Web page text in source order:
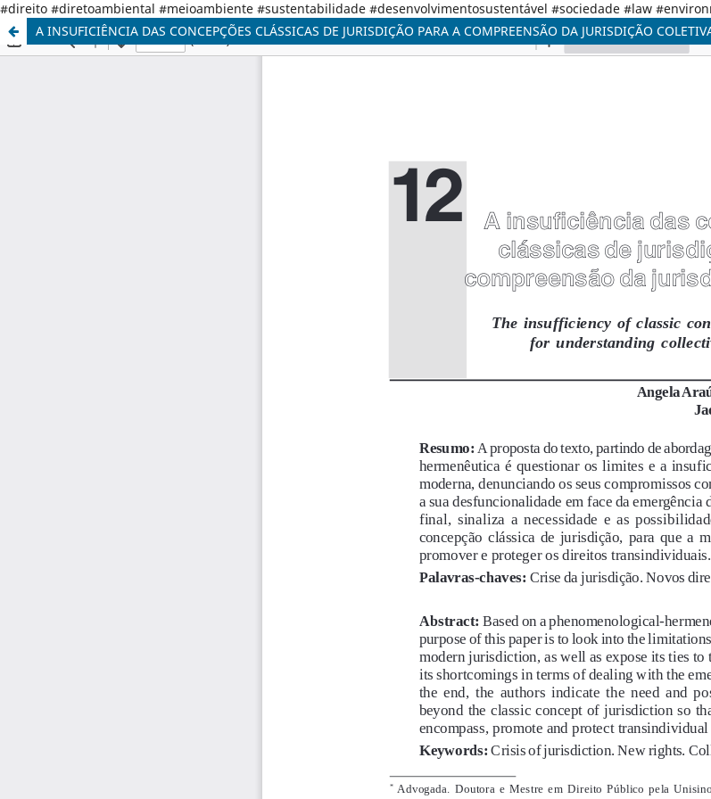
#direito #diretoambiental #meioambiente #sustentabilidade #desenvolvimentosustentável #sociedade #law
A INSUFICIÊNCIA DAS CONCEPÇÕES CLÁSSICAS DE JURISDIÇÃO PARA A COMPREENSÃO DA JURISDIÇÃO